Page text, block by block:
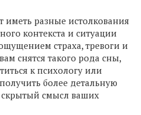
иметь разные истолкования
контекста и ситуации
страха, тревоги и
снятся такого рода сны,
к психологу или
более детальную
смысл ваших